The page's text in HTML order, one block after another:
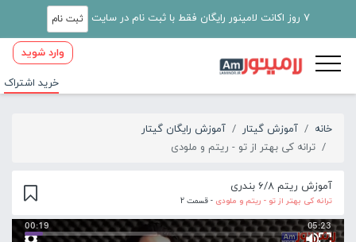
7 روز اکانت لامینور رایگان فقط با ثبت نام در سایت ثبت نام
وارد شوید
خرید اشتراک
خانه آموزش گیتار
آموزش رایگان گیتار
ترانه کی بهتر از تو - ریتم و ملودی
آموزش ریتم 6/8 بندری
ترانه کی بهتر از تو - ریتم و ملودی - قسمت 2